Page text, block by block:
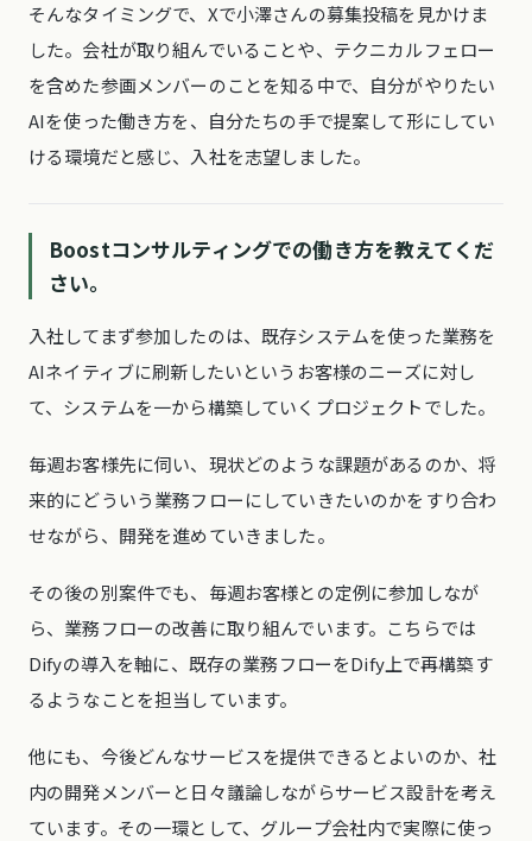
そんなタイミングで、Xで小澤さんの募集投稿を見かけま
した。会社が取り組んでいることや、テクニカルフェロー
を含めた参画メンバーのことを知る中で、自分がやりたい
AIを使った働き方を、自分たちの手で提案して形にしてい
ける環境だと感じ、入社を志望しました。
Boostコンサルティングでの働き方を教えてくだ
さい。
入社してまず参加したのは、既存システムを使った業務を
AIネイティブに刷新したいというお客様のニーズに対し
て、システムを一から構築していくプロジェクトでした。
毎週お客様先に伺い、現状どのような課題があるのか、将
来的にどういう業務フローにしていきたいのかをすり合わ
せながら、開発を進めていきました。
その後の別案件でも、毎週お客様との定例に参加しなが
ら、業務フローの改善に取り組んでいます。こちらでは
Difyの導入を軸に、既存の業務フローをDify上で再構築す
るようなことを担当しています。
他にも、今後どんなサービスを提供できるとよいのか、社
内の開発メンバーと日々議論しながらサービス設計を考え
ています。その一環として、グループ会社内で実際に使っ